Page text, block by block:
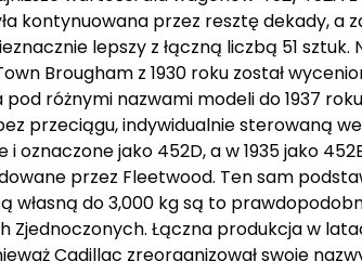
kontynuowana przez resztę dekady, a
lepszy z łączną liczbą 51 sztuk.
Brougham z 1930 roku został
różnymi nazwami modeli do 1937
przeciągu, indywidualnie sterowaną
jako 452D, a w 1935 jako
przez Fleetwood. Ten sam
własną do 3,000 kg są to
Łączna produkcja w
Cadillac zreorganizował swoje